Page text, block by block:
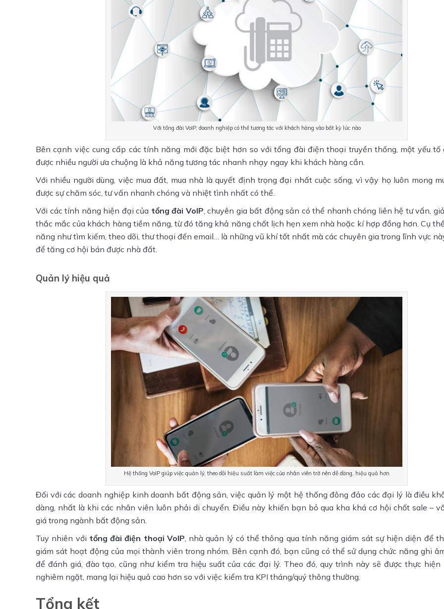
Với tổng đài VoIP, doanh nghiệp có thể tương tác với khách hàng vào bất kỳ lúc nào
Bên cạnh việc cung cấp các tính năng mới đặc biệt hơn so với tổng đài điện thoại truyền thống, một yếu tố
được nhiều người ưa chuộng là khả năng tương tác nhanh nhạy ngay khi khách hàng cần.
Với nhiều người dùng, việc mua đất, mua nhà là quyết định trọng đại nhất cuộc sống, vì vậy họ luôn mong
được sự chăm sóc, tư vấn nhanh chóng và nhiệt tình nhất có thể.
Với các tính năng hiện đại của tổng đài VoIP, chuyên gia bất động sản có thể nhanh chóng liên hệ tư vấn,
thắc mắc của khách hàng tiềm năng, từ đó tăng khả năng chốt lịch hẹn xem nhà hoặc kí hợp đồng hơn. Cụ
năng như tìm kiếm, theo dõi, thư thoại đến email… là những vũ khí tốt nhất mà các chuyên gia trong lĩnh vực
để tăng cơ hội bán được nhà đất.
Quản lý hiệu quả
Hệ thống VoIP giúp việc quản lý, theo dõi hiệu suất làm việc của nhân viên trở nên dễ dàng, hiệu quả hơn
Đối với các doanh nghiệp kinh doanh bất động sản, việc quản lý một hệ thống đông đảo các đại lý là điều
dàng, nhất là khi các nhân viên luôn phải di chuyển. Điều này khiến bạn bỏ qua kha khá cơ hội chốt sale –
giá trong ngành bất động sản.
Tuy nhiên với tổng đài điện thoại VoIP, nhà quản lý có thể thông qua tính năng giám sát sự hiện diện để
giám sát hoạt động của mọi thành viên trong nhóm. Bên cạnh đó, bạn cũng có thể sử dụng chức năng ghi
để đánh giá, đào tạo, cũng như kiểm tra hiệu suất của các đại lý. Theo đó, quy trình này sẽ được thực hiện
nghiêm ngặt, mang lại hiệu quả cao hơn so với việc kiểm tra KPI tháng/quý thông thường.
Tổng kết